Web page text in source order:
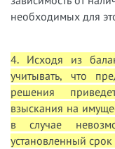
необходимых для
4. Исходя из
учитывать, что
решения
взыскания на
в случае
установленный срок